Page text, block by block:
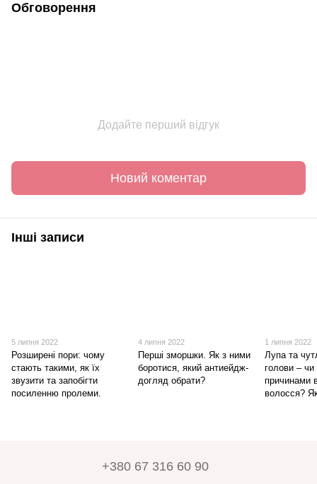
Обговорення
Додайте перший відгук
Новий коментар
Інші записи
5 липня 2022
Розширені пори: чому
стають такими, як їх
звузити та запобігти
посиленню пролеми.
4 липня 2022
Перші зморшки. Як з ними
боротися, який антиейдж-
догляд обрати?
1 липня 2022
Лупа та
голови –
причинами
волосся?
+380 67 316 60 90